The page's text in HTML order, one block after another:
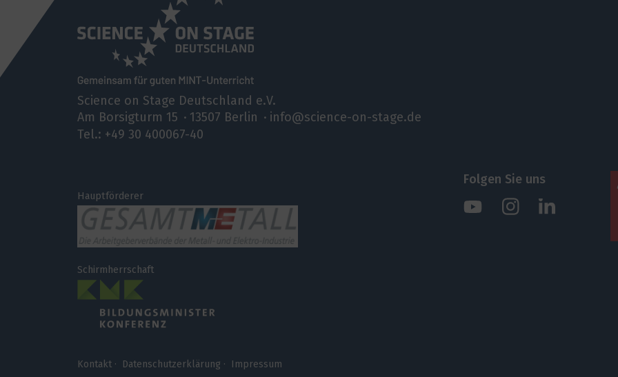
Science on Stage Deutschland e.V.
Am Borsigturm 15
13507 Berlin
info@science-on-stage.de
Tel.: +49 30 400067-40
Folgen Sie uns
YoutubeInstagramLinkedin
Hauptförderer
Schirmherrschaft
Kontakt Datenschutzerklärung Impressum